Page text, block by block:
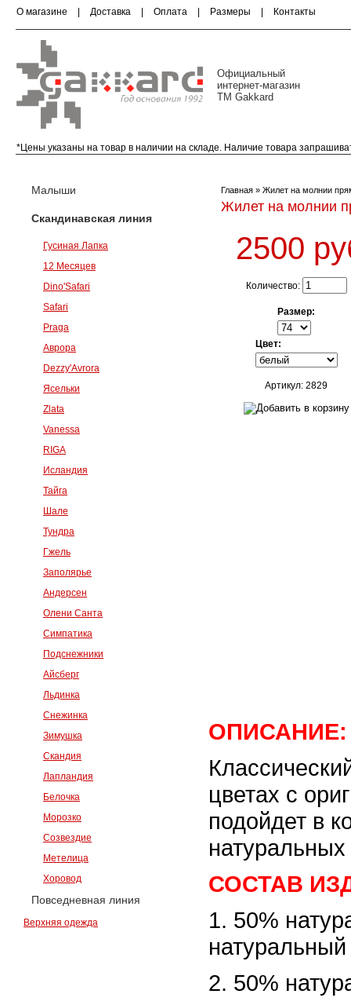
О магазине Доставка Оплата Размеры Контакты
Официальный
интернет-магазин
ТМ Gakkard
*Цены указаны на товар в наличии на складе. Наличие товара
Малыши
Скандинавская линия
Гусиная Лапка
12 Месяцев
Dino'Safari
Safari
Praga
Аврора
Dezzy'Avrora
Ясельки
Zlata
Vanessa
RIGA
Исландия
Тайга
Шале
Тундра
Гжель
Заполярье
Андерсен
Олени Санта
Симпатика
Подснежники
Айсберг
Льдинка
Снежинка
Зимушка
Скандия
Лапландия
Белочка
Морозко
Созвездие
Метелица
Хоровод
Повседневная линия
Верхняя одежда
Главная » Жилет на молнии
Жилет на молнии
2500
Количество:
Размер:
Цвет:
Артикул: 2829
ОПИСАНИЕ:
цветах с
подойдет в
СОСТАВ
1. 50%
2. 50%